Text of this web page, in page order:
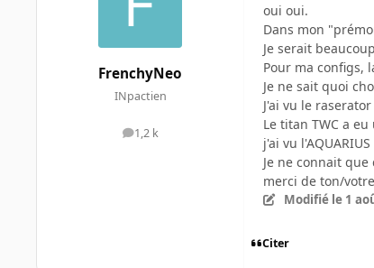
FrenchyNeo
INpactien
1,2 k
messages
oui oui.
Dans mon
Je serait
Pour ma configs,
Je ne sait quoi
J'ai vu le
Le titan TWC a
j'ai vu
Je ne connait que
merci de ton/
Modifié le 1
Citer